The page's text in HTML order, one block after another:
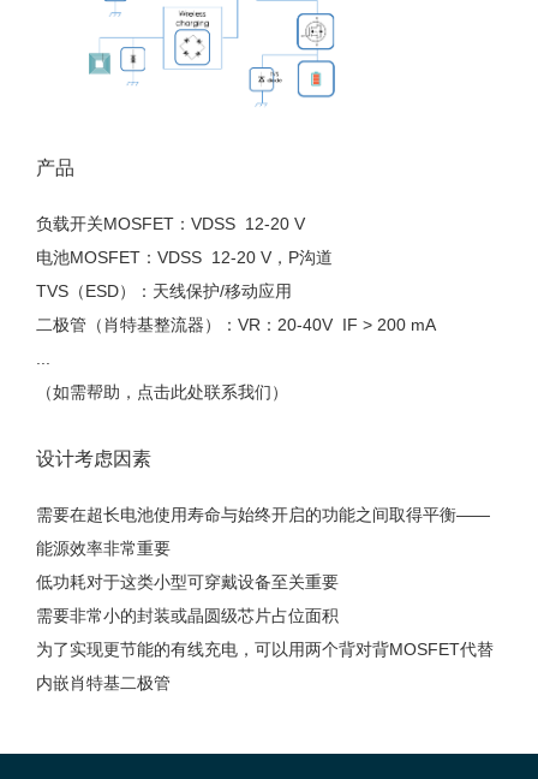
产品
负载开关MOSFET：VDSS 12-20 V
电池MOSFET：VDSS 12-20 V，P沟道
TVS（ESD）：天线保护/移动应用
二极管（肖特基整流器）：VR：20-40V IF > 200 mA
...
（如需帮助，点击此处联系我们）
设计考虑因素
需要在超长电池使用寿命与始终开启的功能之间取得平衡——
能源效率非常重要
低功耗对于这类小型可穿戴设备至关重要
需要非常小的封装或晶圆级芯片占位面积
为了实现更节能的有线充电，可以用两个背对背MOSFET代替
内嵌肖特基二极管